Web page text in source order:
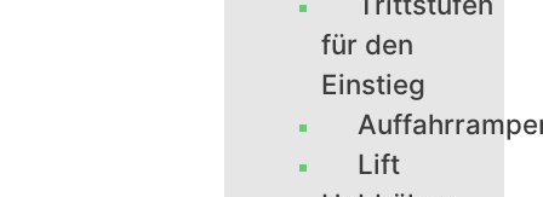
für den
Einstieg
Lift